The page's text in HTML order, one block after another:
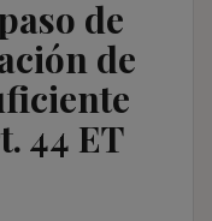
de
de
44 ET